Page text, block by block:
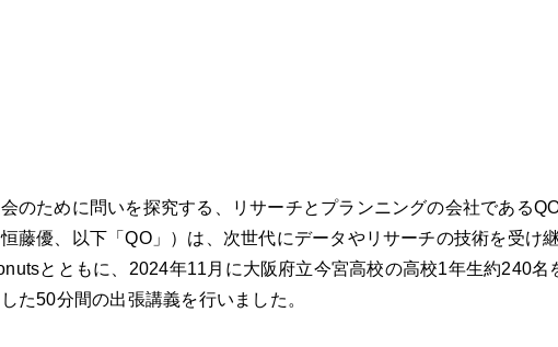
のために問いを探究する、リサーチとプランニングの会社である
藤優、以下「QO」）は、次世代にデータやリサーチの技術を受け
とともに、2024年11月に大阪府立今宮高校の高校1年生約240
た50分間の出張講義を行いました。